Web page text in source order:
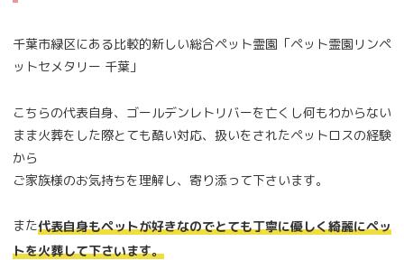
千葉市緑区にある比較的新しい総合ペット霊園「ペット霊園リンペ
ットセメタリー 千葉」
こちらの代表自身、ゴールデンレトリバーを亡くし何もわからない
まま火葬をした際とても酷い対応、扱いをされたペットロスの経験
から
ご家族様のお気持ちを理解し、寄り添って下さいます。
また代表自身もペットが好きなのでとても丁寧に優しく綺麗にペッ
トを火葬して下さいます。